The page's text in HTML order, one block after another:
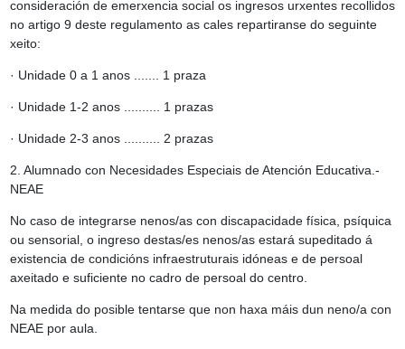
consideración de emerxencia social os ingresos urxentes recollidos
no artigo 9 deste regulamento as cales repartiranse do seguinte
xeito:
· Unidade 0 a 1 anos ....... 1 praza
· Unidade 1-2 anos .......... 1 prazas
· Unidade 2-3 anos .......... 2 prazas
2. Alumnado con Necesidades Especiais de Atención Educativa.-
NEAE
No caso de integrarse nenos/as con discapacidade física, psíquica
ou sensorial, o ingreso destas/es nenos/as estará supeditado á
existencia de condicións infraestruturais idóneas e de persoal
axeitado e suficiente no cadro de persoal do centro.
Na medida do posible tentarse que non haxa máis dun neno/a con
NEAE por aula.